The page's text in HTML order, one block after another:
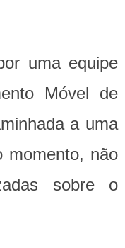
uma equipe
Móvel de
a uma
momento, não
sobre o